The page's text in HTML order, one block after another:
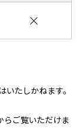
×
たしかねます。
らご覧いただけま